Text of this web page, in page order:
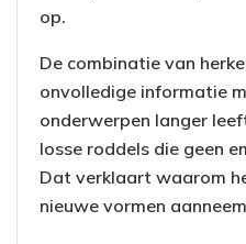
op.
De combinatie van
onvolledige informatie
onderwerpen langer
losse roddels die geen
Dat verklaart waarom
nieuwe vormen